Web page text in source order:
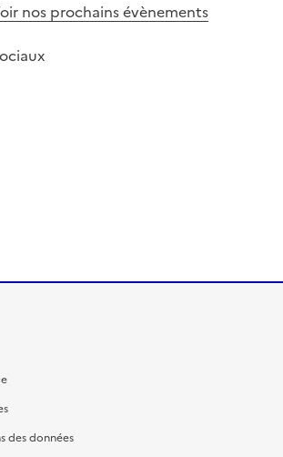
nos prochains évènements
des données